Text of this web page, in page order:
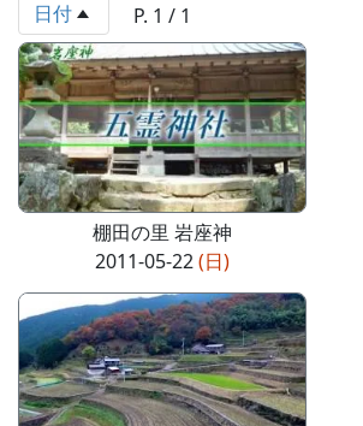
日付 P. 1 / 1
棚田の里 岩座神
2011-05-22(日)